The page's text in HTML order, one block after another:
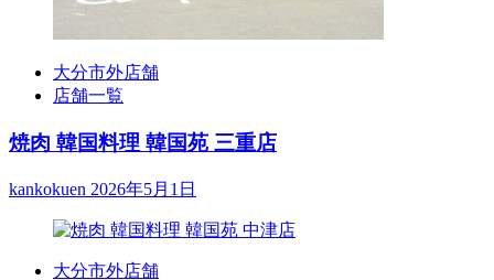
大分市外店舗
店舗一覧
焼肉 韓国料理 韓国苑 三重店
kankokuen 2026年5月1日
大分市外店舗